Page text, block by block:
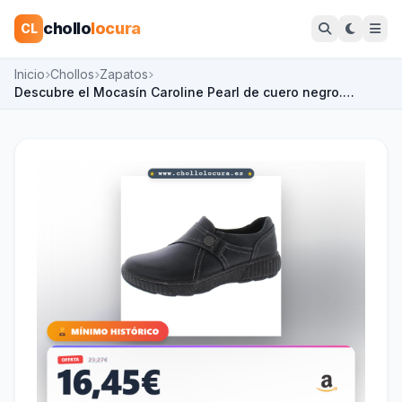
CL chollolocura
Inicio Chollos Zapatos
Descubre el Mocasín Caroline Pearl de cuero negro.…